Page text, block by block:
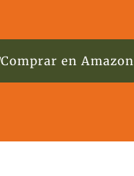
Comprar en Amazon